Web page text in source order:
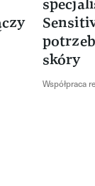
skóry
Współpraca